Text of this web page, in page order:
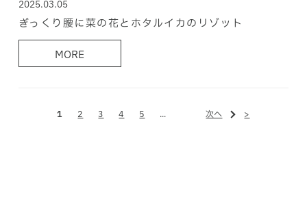
2025.03.05
ぎっくり腰に菜の花とホタルイカのリゾット
MORE
1 2 3 4 5 ... 次へ >